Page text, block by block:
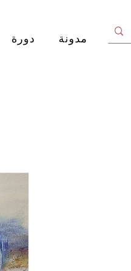
دورة مدونة